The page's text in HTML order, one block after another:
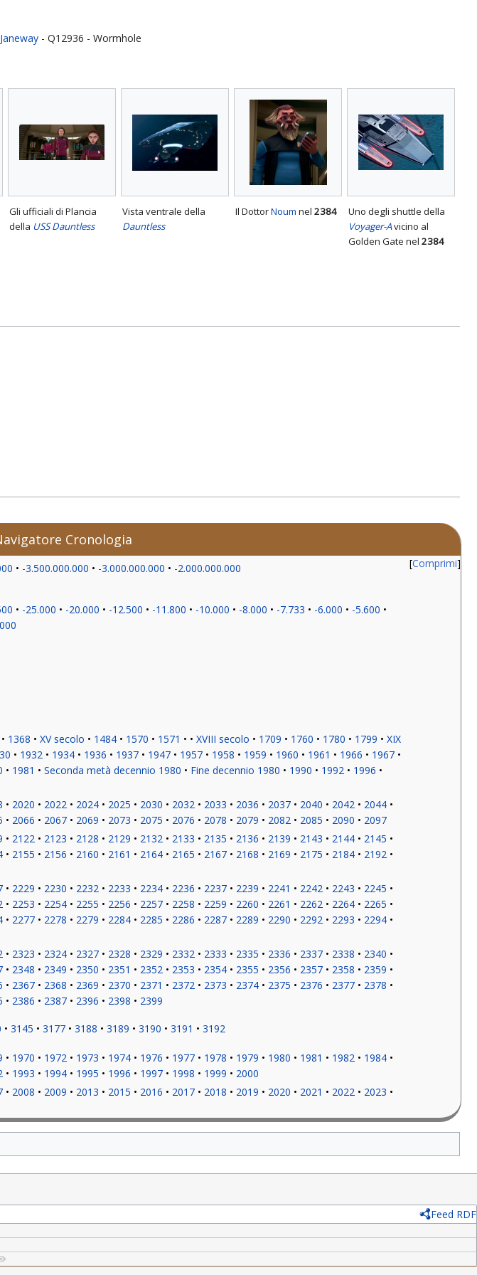
- Q12936 - Wormhole
Gli ufficiali di Plancia
della USS Dauntless
Vista ventrale della
Dauntless
Il DottorNoum nel 2384
Uno degli shuttle della
Voyager-Avicino al
Golden Gate nel 2384
Cronologia
Comprimi
-3.500.000.000 -3.000.000.000
-2.000.000.000
-25.000 -20.000 -12.500 -11.800 -10.000 -8.000 -7.733 -6.000
-5.600
1368 XV secolo 1484 1570 1571 XVIII secolo 1709 1760 1780 1799
XIX
1932 1934 1936 1937 1947 1957 1958 1959 1960 1961 1966
1967
1981 Seconda metà decennio 1980 Fine decennio 1980 1990 1992
1996
2020 2022 2024 2025 2030 2032 2033 2036 2037 2040 2042
2044
2066 2067 2069 2073 2075 2076 2078 2079 2082 2085 2090 2097
2122 2123 2128 2129 2132 2133 2135 2136 2139 2143 2144
2145
2155 2156 2160 2161 2164 2165 2167 2168 2169 2175 2184
2192
2229 2230 2232 2233 2234 2236 2237 2239 2241 2242 2243
2245
2253 2254 2255 2256 2257 2258 2259 2260 2261 2262 2264
2265
2277 2278 2279 2284 2285 2286 2287 2289 2290 2292 2293
2294
2323 2324 2327 2328 2329 2332 2333 2335 2336 2337 2338
2340
2348 2349 2350 2351 2352 2353 2354 2355 2356 2357 2358
2359
2367 2368 2369 2370 2371 2372 2373 2374 2375 2376 2377
2378
2386 2387 2396 2398
2399
3145 3177 3188 3189 3190 3191 3192
1970 1972 1973 1974 1976 1977 1978 1979 1980 1981 1982
1984
1993 1994 1995 1996 1997 1998 1999
2000
2008 2009 2013 2015 2016 2017 2018 2019 2020 2021 2022
2023
Feed RDF